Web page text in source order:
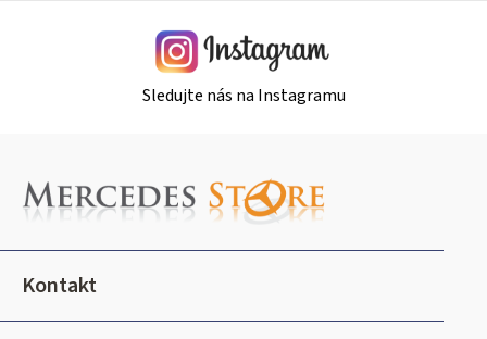
i
s
u
Sledujte nás na Instagramu
a
í
Kontakt